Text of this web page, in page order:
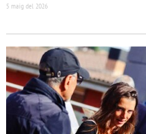
5 maig del 2026